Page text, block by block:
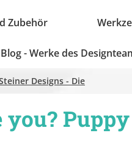
Zubehör
- Werke des
Designs - Die
Puppy